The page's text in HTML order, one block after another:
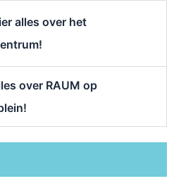
alles over het
over RAUM op